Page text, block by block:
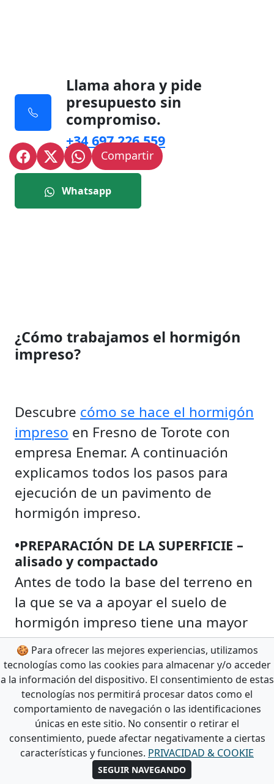
Llama ahora y pide
presupuesto sin
compromiso.
+34 697 226 559
Whatsapp
¿Cómo trabajamos el hormigón
impreso?
Descubre cómo se hace el hormigón
impreso en Fresno de Torote con
empresa Enemar. A continuación
explicamos todos los pasos para
ejecución de un pavimento de
hormigón impreso.
•PREPARACIÓN DE LA SUPERFICIE –
alisado y compactado
Antes de todo la base del terreno en
la que se va a apoyar el suelo de
hormigón impreso tiene una mayor
importancia. De esta depende su
comportamiento en el futuro, como
su baja o bienalta resistencia.
•ENCOFRADO
Después de obtener unsuelo firme
se trata de delimitar la superficie
donde se va a realizar el pavimento.
🍪 Para ofrecer las mejores experiencias, utilizamos
tecnologías como las cookies para almacenar y/o acceder
a la información del dispositivo. El consentimiento de estas
tecnologías nos permitirá procesar datos como el
comportamiento de navegación o las identificaciones
únicas en este sitio. No consentir o retirar el
consentimiento, puede afectar negativamente a ciertas
características y funciones. PRIVACIDAD & COOKIE
SEGUIR NAVEGANDO
Compartir